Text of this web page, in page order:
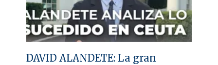
DAVID ALANDETE: La gran